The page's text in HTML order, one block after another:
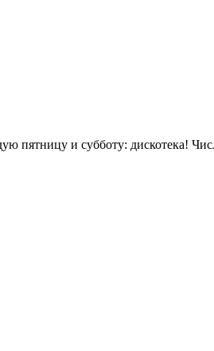
пятницу и субботу: дискотека!